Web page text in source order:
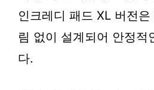
인크레디 패드 XL 버전
림 없이 설계되어 안정적
다.